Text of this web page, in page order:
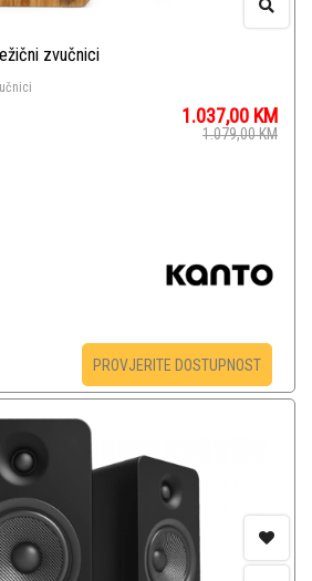
zvučnici
1.037,00 KM
1.079,00KM
PROVJERITE DOSTUPNOST